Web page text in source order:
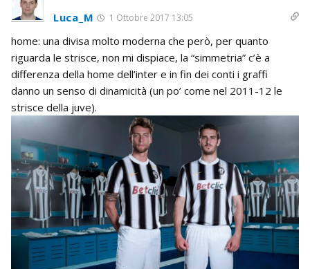
Luca_M 1 Ottobre 2017 13:05
home: una divisa molto moderna che però, per quanto
riguarda le strisce, non mi dispiace, la “simmetria” c’è a
differenza della home dell’inter e in fin dei conti i graffi
danno un senso di dinamicità (un po’ come nel 2011-12 le
strisce della juve).